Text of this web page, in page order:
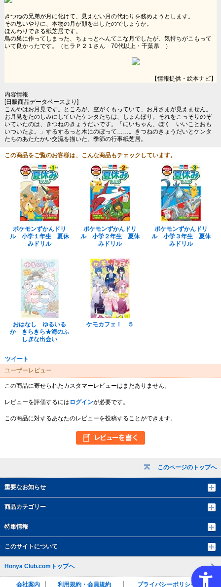
このページのトップへ
重要なお知らせ
商品カテゴリー
特集情報
このサイトについて
きつねの兄弟が月に化けて、見えない月の代わりを務めようとします。
その思いやりに、本物の月が顔を出したのでしょうか。
ほんわりできる紙芝居です。
鳥の巣に作ってしまった、ちょっとへんてこな月でしたが、気持ちがこもって
いて良かったです。（ヒラＰ２１さん 70代以上・千葉県 ）
【情報提供・絵本ナビ】
内容情報
[日販商品データベースより]
こんやはお月見です。ところが、空がくもっていて、お月さまが見えません。
お月見をたのしみにしていたケンタたちは、しょんぼり。それをこっそりのぞ
いていたのは、きつねのきょうだいです。「にいちゃん、ぼく いいことおも
いついたよ。」するするっと木にのぼって……。きつねのきょうだいとケンタ
たちのあたたかい交流を描いた、季節の行事紙芝居。
この商品をご覧のお客様は、こんな商品もチェックしています。
ポケモンずかんドリ
ル 小学１年生 夏休
みドリル
ポケモンずかんドリ
ル 小学２年生 夏休
みドリル
ポケモンずかんドリ
ル 小学３年生 夏休
みドリル
おはなし ゆるいる
か きらきら★海のふ
しぎな出会い
ケモカフェ！ ５
ツイート
ユーザーレビュー
この商品に寄せられたカスタマーレビューはまだありません。
レビューを評価するには ログインが必要です。
この商品に対するあなたのレビューを投稿することができます。
Honya Club.comトップへ
会社案内 利用規約・会員規約 プライバシーポリシー